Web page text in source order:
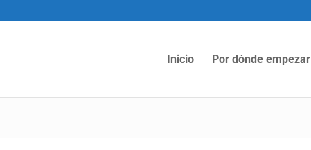
Inicio Por dónde empezar